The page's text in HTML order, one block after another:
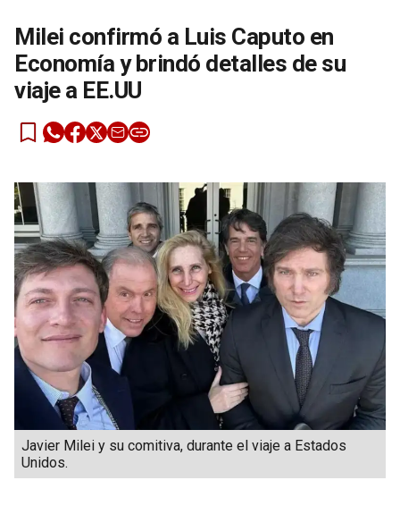
Milei confirmó a Luis Caputo en
Economía y brindó detalles de su
viaje a EE.UU
Javier Milei y su comitiva, durante el viaje a Estados
Unidos.